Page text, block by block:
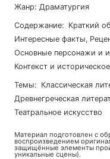
Жанр: Драматургия
Содержание: Краткий
Интересные факты,
Основные персонажи и
Контекст и
Темы: классическая
древнегреческая
театральное искусство
Материал подготовлен с
воспроизведением
защищённые элементы
уникальные сцены).